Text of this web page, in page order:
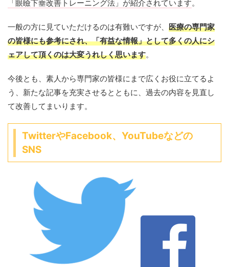
「眼瞼下垂改善トレーニング法」が紹介されています。
一般の方に見ていただけるのは有難いですが、 医療の専門家
の皆様にも参考にされ、「有益な情報」として多くの人にシ
ェアして頂くのは大変うれしく思います。
今後とも、素人から専門家の皆様にまで広くお役に立てるよ
う、新たな記事を充実させるとともに、過去の内容を見直し
て改善してまいります。
TwitterやFacebook、YouTubeなどの
SNS